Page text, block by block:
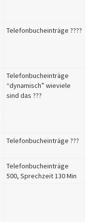
Telefonbucheinträge ????
Telefonbucheinträge
“dynamisch” wieviele
sind das ???
Telefonbucheinträge ???
Telefonbucheinträge
500, Sprechzeit 130 Min